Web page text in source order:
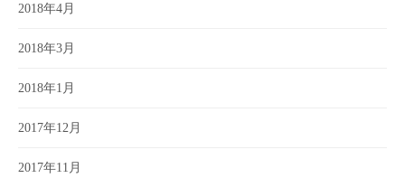
2018年4月
2018年3月
2018年1月
2017年12月
2017年11月